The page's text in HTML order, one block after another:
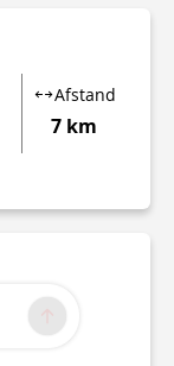
Afstand
7 km